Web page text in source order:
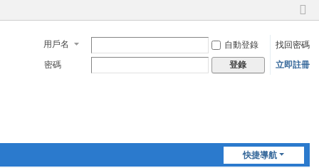
切
到
窄
用戶名 自動登錄
找回密碼
密碼
登錄 立即註冊
快捷導航